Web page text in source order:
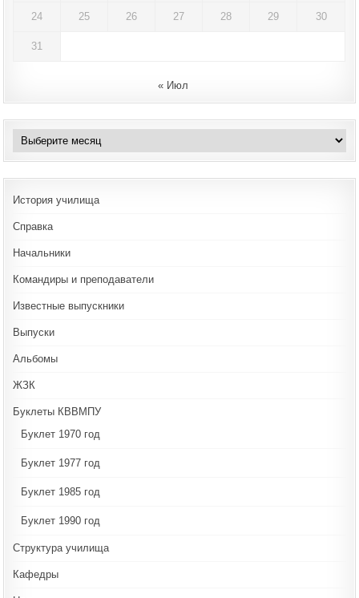
24 25 26 27 28 29 30
31
« Июл
Архивы
История училища
Справка
Начальники
Командиры и преподаватели
Известные выпускники
Выпуски
Альбомы
ЖЗК
Буклеты КВВМПУ
Буклет 1970 год
Буклет 1977 год
Буклет 1985 год
Буклет 1990 год
Структура училища
Кафедры